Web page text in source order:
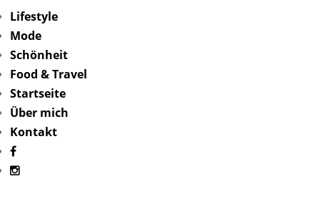
Lifestyle
Mode
Schönheit
Food & Travel
Startseite
Über mich
Kontakt